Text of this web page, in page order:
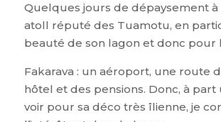
Quelques jours de dépaysement à
atoll réputé des Tuamotu, en
beauté de son lagon et donc pour
Fakarava : un aéroport, une route
hôtel et des pensions. Donc, à part
voir pour sa déco très îlienne, je